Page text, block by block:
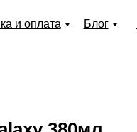
и оплата Блог